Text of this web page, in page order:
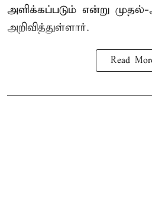
அளிக்கப்படும் என்று
அறிவித்துள்ளார்.
Read